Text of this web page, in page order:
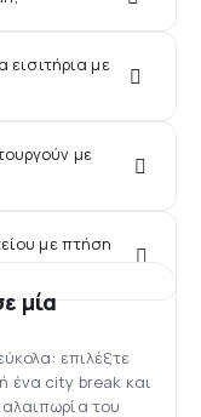
με
με
με πτήση
μία
επιλέξτε
ένα city break και
του